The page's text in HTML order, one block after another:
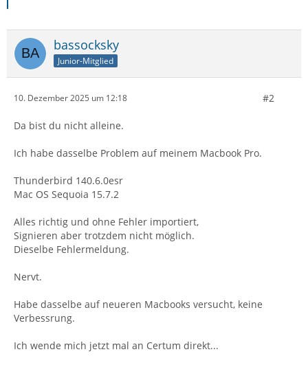
bassocksky
Junior-Mitglied
10. Dezember 2025 um 12:18 #2
Da bist du nicht alleine.
Ich habe dasselbe Problem auf meinem Macbook Pro.
Thunderbird 140.6.0esr
Mac OS Sequoia 15.7.2
Alles richtig und ohne Fehler importiert,
Signieren aber trotzdem nicht möglich.
Dieselbe Fehlermeldung.
Nervt.
Habe dasselbe auf neueren Macbooks versucht, keine
Verbessrung.
Ich wende mich jetzt mal an Certum direkt...